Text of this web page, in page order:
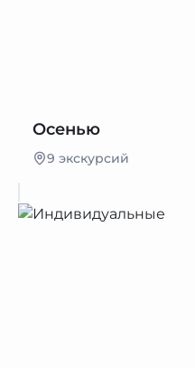
Осенью
9 экскурсий